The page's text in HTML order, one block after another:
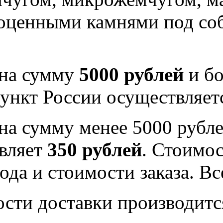
камнями под
сумму 5000 рублей и
России
сумму менее 5000
350 рублей.
и стоимости заказа.
доставки